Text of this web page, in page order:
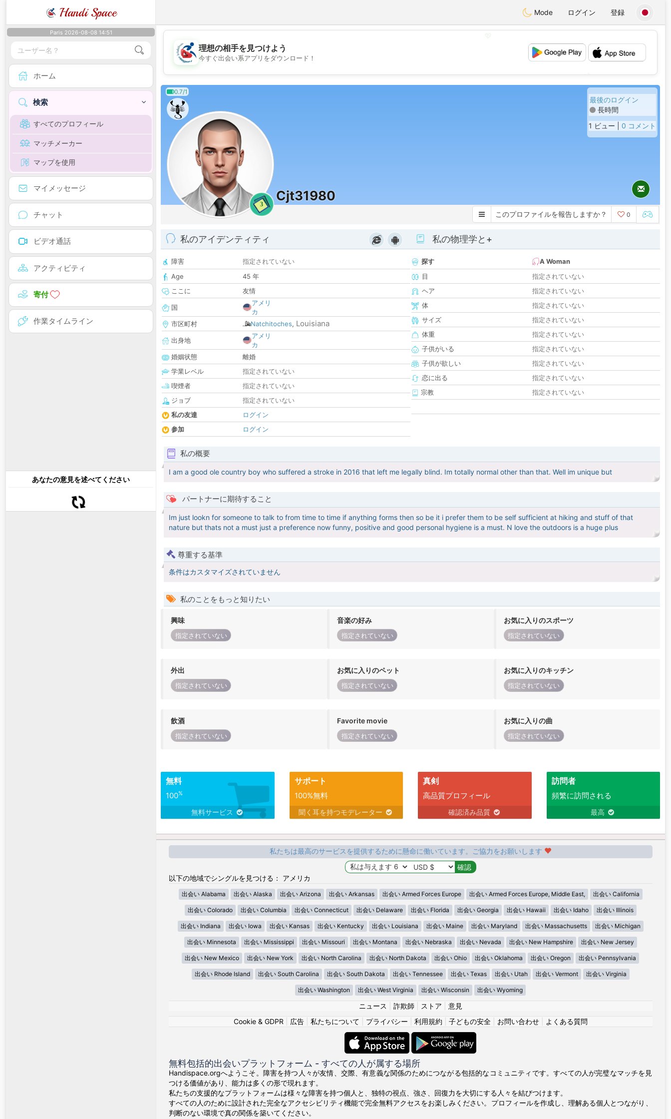
Handi Space Mode ログイン 登録
Paris 2026-08-08 14:51
ホーム
検索
すべてのプロフィール
マッチメーカー
マップを使用
マイメッセージ
チャット
ビデオ通話
アクティビティ
寄付
作業タイムライン
あなたの意見を述べてください
💖
理想の相手を見つけよう
今すぐ出会い系アプリをダウンロード！
0.7/1
3
Cjt31980
最後のログイン
長時間
1 ビュー | 0 コメント
このプロファイルを報告しますか？ 0
私のアイデンティティ
障害
指定されていない
Age
45 年
ここに
友情
国
アメリ
カ
市区町村
Natchitoches, Louisiana
出身地
アメリ
カ
婚姻状態
離婚
学業レベル
指定されていない
喫煙者
指定されていない
ジョブ
指定されていない
私の友達
ログイン
参加
ログイン
私の物理学と+
探す
A Woman
目
指定されていない
ヘア
指定されていない
体
指定されていない
サイズ
指定されていない
体重
指定されていない
子供がいる
指定されていない
子供が欲しい
指定されていない
恋に出る
指定されていない
宗教
指定されていない
私の概要
I am a good ole country boy who suffered a stroke in 2016 that left me legally blind. Im totally normal other than that. Well im unique but
パートナーに期待すること
Im just lookn for someone to talk to from time to time if anything forms then so be it i prefer them to be self sufficient at hiking and stuff of that
nature but thats not a must just a preference now funny, positive and good personal hygiene is a must. N love the outdoors is a huge plus
尊重する基準
条件はカスタマイズされていません
私のことをもっと知りたい
興味
指定されていない
音楽の好み
指定されていない
お気に入りのスポーツ
指定されていない
外出
指定されていない
お気に入りのペット
指定されていない
お気に入りのキッチン
指定されていない
飲酒
指定されていない
Favorite movie
指定されていない
お気に入りの曲
指定されていない
無料
100%
無料サービス
サポート
100%無料
聞く耳を持つモデレーター
真剣
高品質プロフィール
確認済み品質
訪問者
頻繁に訪問される
最高
私たちは最高のサービスを提供するために懸命に働いています。ご協力をお願いします
以下の地域でシングルを見つける： アメリカ
出会い Alabama 出会い Alaska 出会い Arizona 出会い Arkansas 出会い Armed Forces Europe 出会い Armed Forces Europe, Middle East, 出会い California
出会い Colorado 出会い Columbia 出会い Connecticut 出会い Delaware 出会い Florida 出会い Georgia 出会い Hawaii 出会い Idaho 出会い Illinois
出会い Indiana 出会い Iowa 出会い Kansas 出会い Kentucky 出会い Louisiana 出会い Maine 出会い Maryland 出会い Massachusetts 出会い Michigan
出会い Minnesota 出会い Mississippi 出会い Missouri 出会い Montana 出会い Nebraska 出会い Nevada 出会い New Hampshire 出会い New Jersey
出会い New Mexico 出会い New York 出会い North Carolina 出会い North Dakota 出会い Ohio 出会い Oklahoma 出会い Oregon 出会い Pennsylvania
出会い Rhode Island 出会い South Carolina 出会い South Dakota 出会い Tennessee 出会い Texas 出会い Utah 出会い Vermont 出会い Virginia
出会い Washington 出会い West Virginia 出会い Wisconsin 出会い Wyoming
ニュース 詐欺師 ストア
意見
Cookie & GDPR
広告| 私たちについて プライバシー 利用規約 子どもの安全| お問い合わせ| よくある質問
無料包括的出会いプラットフォーム - すべての人が属する場所
Handispace.orgへようこそ。障害を持つ人々が友情、交際、有意義な関係のためにつながる包括的なコミュニティです。すべての人が完璧なマッチを見
つける価値があり、能力は多くの形で現れます。
私たちの支援的なプラットフォームは様々な障害を持つ個人と、独特の視点、強さ、回復力を大切にする人々を結びつけます。
すべての人のために設計された完全なアクセシビリティ機能で完全無料アクセスをお楽しみください。プロフィールを作成し、理解ある個人とつながり、
判断のない環境で真の関係を築いてください。